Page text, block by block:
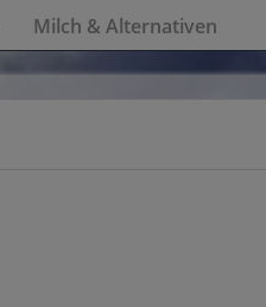
Milch & Alternativen